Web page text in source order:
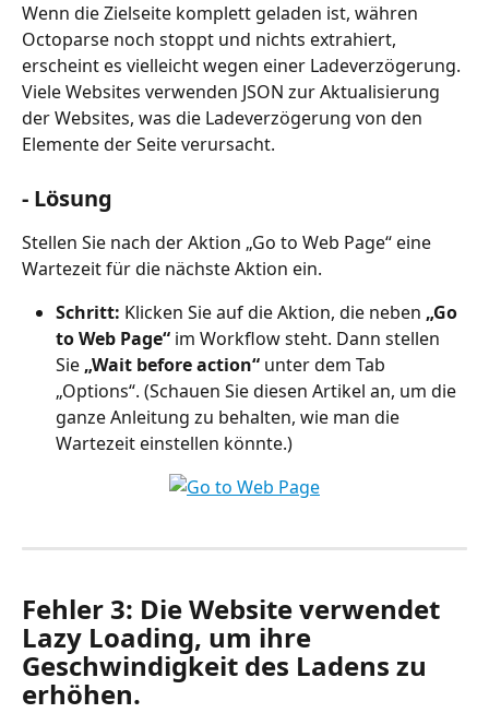
Wenn die Zielseite komplett geladen ist, währen
Octoparse noch stoppt und nichts extrahiert,
erscheint es vielleicht wegen einer Ladeverzögerung.
Viele Websites verwenden JSON zur Aktualisierung
der Websites, was die Ladeverzögerung von den
Elemente der Seite verursacht.
- Lösung
Stellen Sie nach der Aktion „Go to Web Page“ eine
Wartezeit für die nächste Aktion ein.
Schritt: Klicken Sie auf die Aktion, die neben „Go
to Web Page“ im Workflow steht. Dann stellen
Sie „Wait before action“ unter dem Tab
„Options“. (Schauen Sie diesen Artikel an, um die
ganze Anleitung zu behalten, wie man die
Wartezeit einstellen könnte.)
Fehler 3: Die Website verwendet
Lazy Loading, um ihre
Geschwindigkeit des Ladens zu
erhöhen.